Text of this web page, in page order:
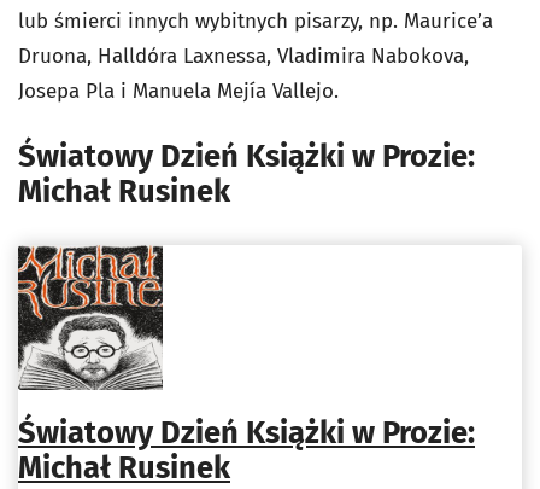
lub śmierci innych wybitnych pisarzy, np. Maurice’a
Druona, Halldóra Laxnessa, Vladimira Nabokova,
Josepa Pla i Manuela Mejía Vallejo.
Światowy Dzień Książki w Prozie:
Michał Rusinek
Światowy Dzień Książki w Prozie:
Michał Rusinek